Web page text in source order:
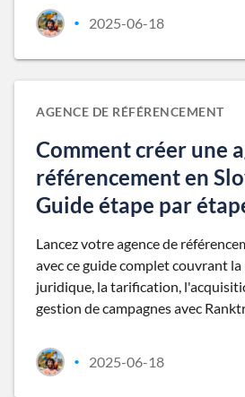
• 2025-06-18
AGENCE DE RÉFÉRENCEMENT
Comment créer une
référencement en
Guide étape par
Lancez votre agence de
avec ce guide complet couvrant la
juridique, la tarification,
gestion de campagnes avec
• 2025-06-18